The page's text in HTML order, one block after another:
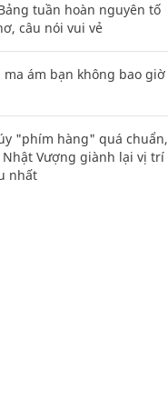
tuần hoàn nguyên tố
câu nói vui vẻ
ma ám bạn không bao giờ
"phím hàng" quá chuẩn,
Vượng giành lại vị trí
nhất